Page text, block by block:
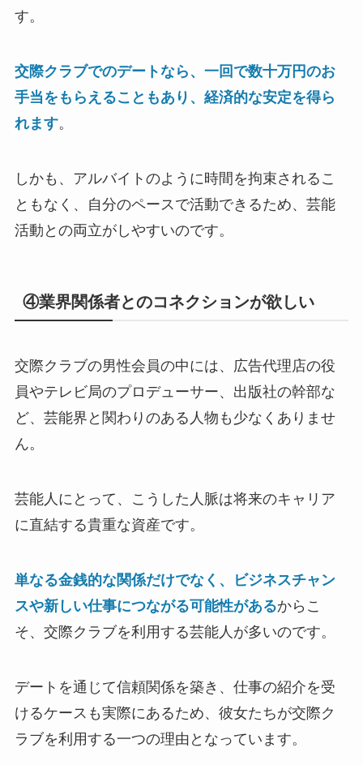
す。
交際クラブでのデートなら、一回で数十万円のお
手当をもらえることもあり、経済的な安定を得ら
れます。
しかも、アルバイトのように時間を拘束されるこ
ともなく、自分のペースで活動できるため、芸能
活動との両立がしやすいのです。
④業界関係者とのコネクションが欲しい
交際クラブの男性会員の中には、広告代理店の役
員やテレビ局のプロデューサー、出版社の幹部な
ど、芸能界と関わりのある人物も少なくありませ
ん。
芸能人にとって、こうした人脈は将来のキャリア
に直結する貴重な資産です。
単なる金銭的な関係だけでなく、ビジネスチャン
スや新しい仕事につながる可能性があるからこ
そ、交際クラブを利用する芸能人が多いのです。
デートを通じて信頼関係を築き、仕事の紹介を受
けるケースも実際にあるため、彼女たちが交際ク
ラブを利用する一つの理由となっています。